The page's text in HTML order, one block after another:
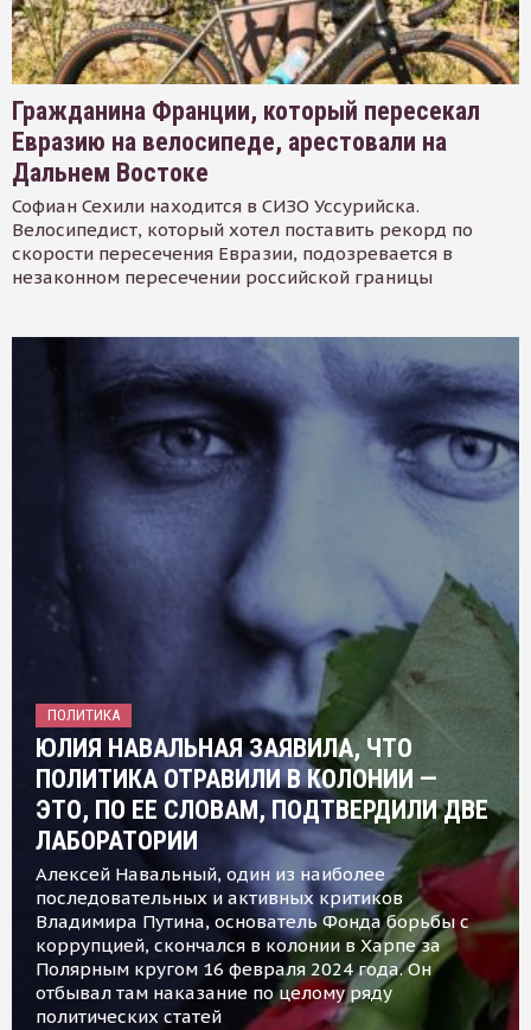
Гражданина Франции, который пересекал
Евразию на велосипеде, арестовали на
Дальнем Востоке
Софиан Сехили находится в СИЗО Уссурийска.
Велосипедист, который хотел поставить рекорд по
скорости пересечения Евразии, подозревается в
незаконном пересечении российской границы
ПОЛИТИКА
ЮЛИЯ НАВАЛЬНАЯ ЗАЯВИЛА, ЧТО
ПОЛИТИКА ОТРАВИЛИ В КОЛОНИИ —
ЭТО, ПО ЕЕ СЛОВАМ, ПОДТВЕРДИЛИ ДВЕ
ЛАБОРАТОРИИ
Алексей Навальный, один из наиболее
последовательных и активных критиков
Владимира Путина, основатель Фонда борьбы с
коррупцией, скончался в колонии в Харпе за
Полярным кругом 16 февраля 2024 года. Он
отбывал там наказание по целому ряду
политических статей